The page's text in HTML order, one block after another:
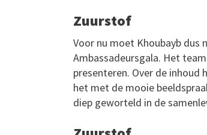
Zuurstof
Voor nu moet Khoubayb dus
Ambassadeursgala. Het
presenteren. Over de inhoud
het met de mooie
diep geworteld in de